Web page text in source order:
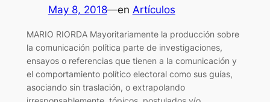
May 8, 2018—en Artículos
MARIO RIORDA Mayoritariamente la producción sobre
la comunicación política parte de investigaciones,
ensayos o referencias que tienen a la comunicación y
el comportamiento político electoral como sus guías,
asociando sin traslación, o extrapolando